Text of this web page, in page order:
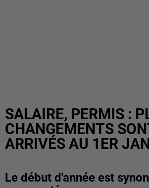
SALAIRE, PERMIS :
CHANGEMENTS
ARRIVÉS AU 1ER
Le début d'année est